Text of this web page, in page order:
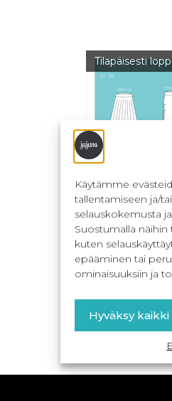
Käytämme
tallentamiseen ja/
selauskokemusta
Suostumalla
kuten
epääminen tai
ominaisuuksiin ja
Hyväksy kaikki
Tilapäisesti
Endless